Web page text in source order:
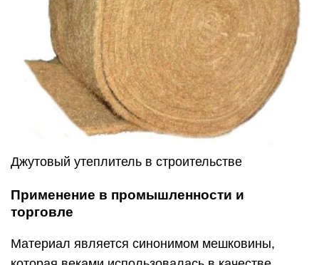
Джутовый утеплитель в строительстве
Применение в промышленности и
торговле
Материал является синонимом мешковины,